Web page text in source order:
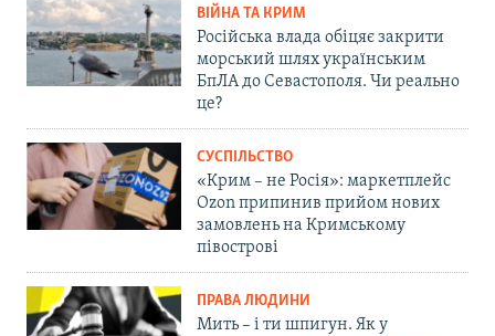
ВІЙНА ТА КРИМ
Російська влада обіцяє закрити
морський шлях українським
БпЛА до Севастополя. Чи реально
це?
СУСПІЛЬСТВО
«Крим – не Росія»: маркетплейс
Ozon припинив прийом нових
замовлень на Кримському
півострові
ПРАВА ЛЮДИНИ
Мить – і ти шпигун. Як у